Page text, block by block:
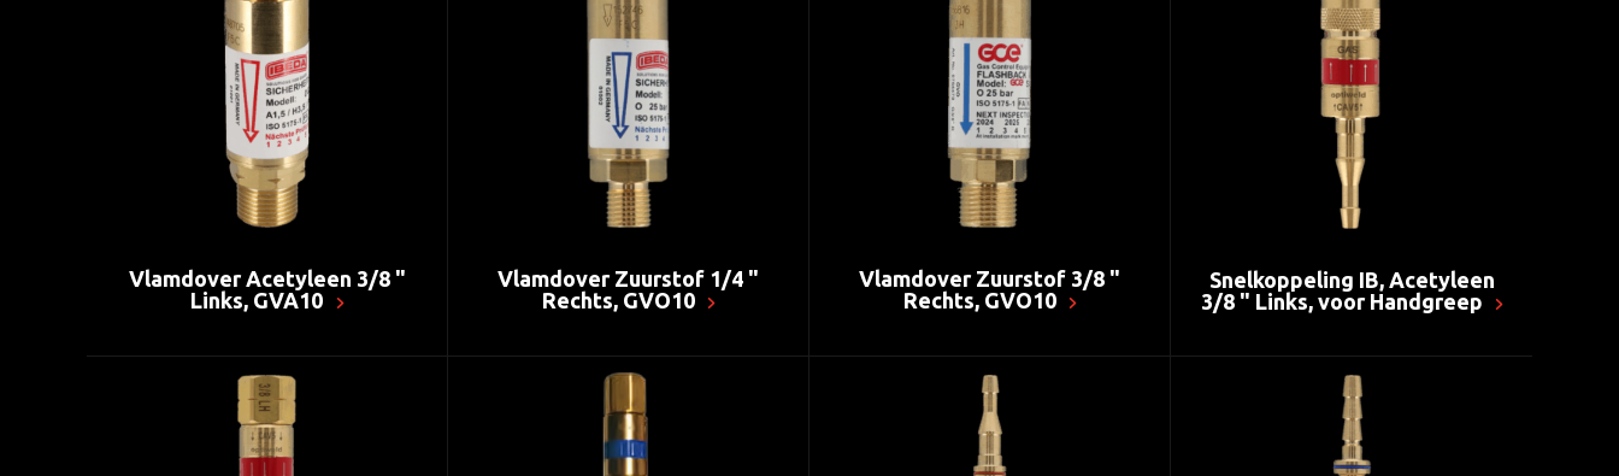
Vlamdover Acetyleen 3/8 "
Links, GVA10
Vlamdover Zuurstof 1/4 "
Rechts, GVO10
Vlamdover Zuurstof 3/8 "
Rechts, GVO10
Snelkoppeling IB, Acetyleen
3/8 " Links, voor Handgreep